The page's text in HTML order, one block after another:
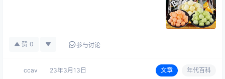
赞 0 参与讨论
ccav 23年3月13日 文章 年代百科